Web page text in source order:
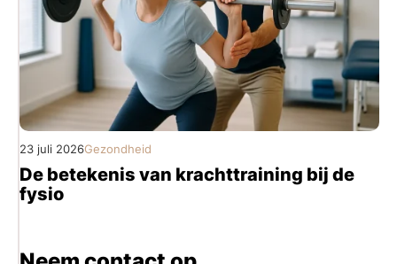
23 juli 2026Gezondheid
De betekenis van krachttraining bij de
fysio